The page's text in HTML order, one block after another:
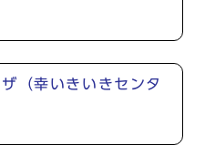
（幸いきいきセンタ